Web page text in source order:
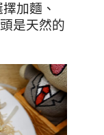
加麵、
是天然的